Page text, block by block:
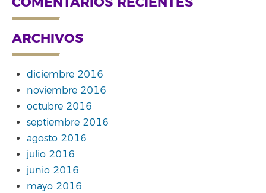
ARCHIVOS
diciembre 2016
noviembre 2016
octubre 2016
septiembre 2016
agosto 2016
julio 2016
junio 2016
mayo 2016